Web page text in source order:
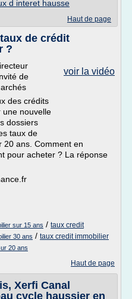
d interet hausse
Haut de page
de crédit
?
voir la vidéo
de
des crédits
une nouvelle
dossiers
taux de
20 ans. Comment en
pour acheter ? La réponse
sur 15 ans / taux credit
30 ans / taux credit immobilier
20 ans
Haut de page
Xerfi Canal
cycle haussier en